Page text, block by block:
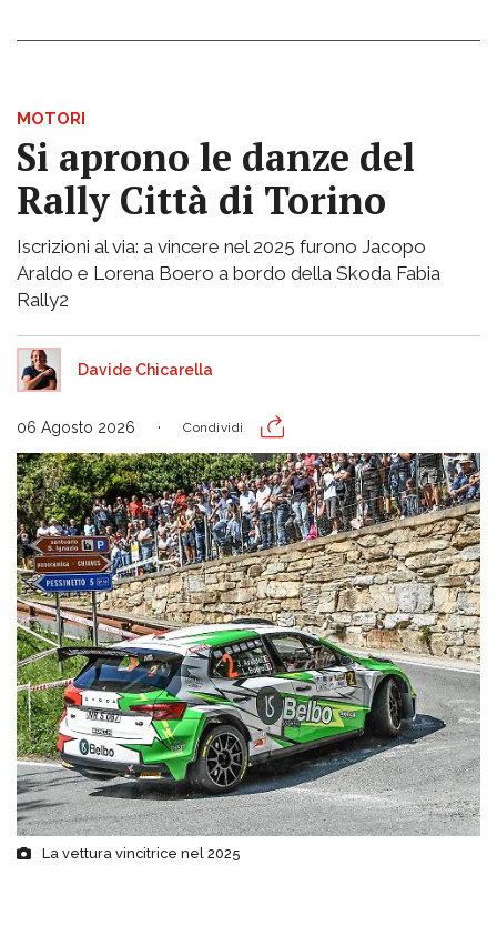
MOTORI
Si aprono le danze del
Rally Città di Torino
Iscrizioni al via: a vincere nel 2025 furono Jacopo
Araldo e Lorena Boero a bordo della Skoda Fabia
Rally2
Davide Chicarella
06 Agosto 2026 Condividi
La vettura vincitrice nel 2025